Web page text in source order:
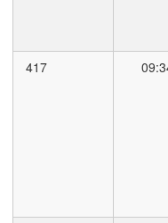
417